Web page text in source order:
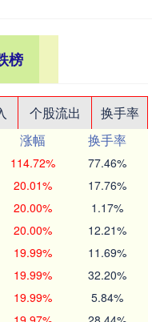
榜
个股流出
换手率
涨幅
换手率
114.72% 77.46%
20.01% 17.76%
20.00% 1.17%
20.00% 12.21%
19.99% 11.69%
19.99% 32.20%
19.99% 5.84%